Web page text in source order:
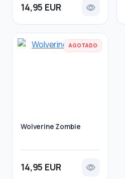
14,95 EUR
AGOTADO
Wolverine Zombie
14,95 EUR